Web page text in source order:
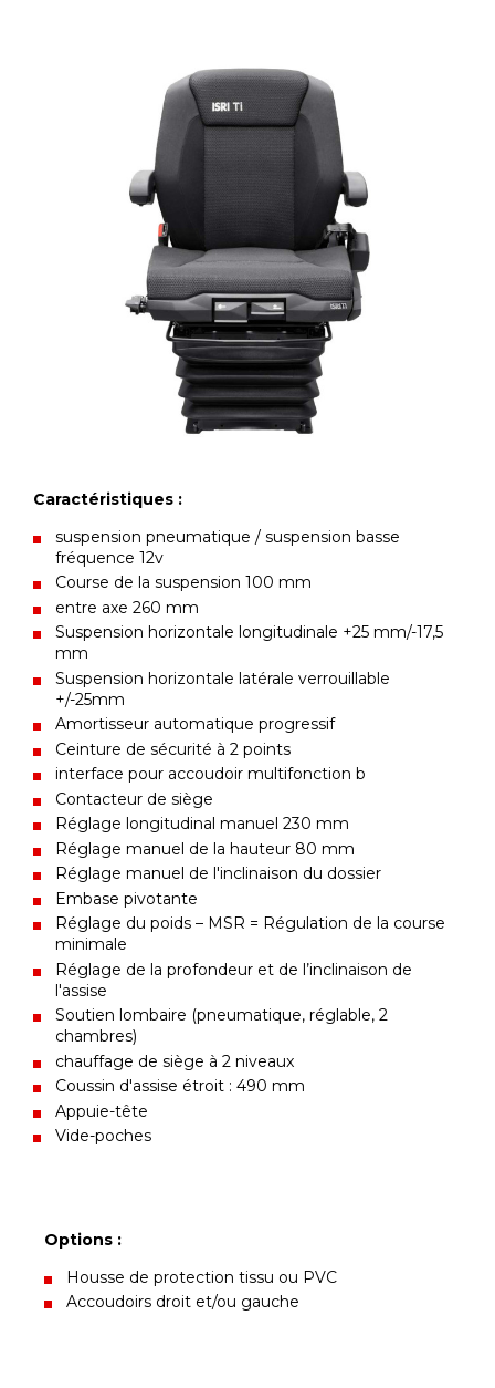
Caractéristiques :
suspension pneumatique / suspension basse
fréquence 12v
Course de la suspension 100 mm
entre axe 260 mm
Suspension horizontale longitudinale +25 mm/-17,5
mm
Suspension horizontale latérale verrouillable
+/-25mm
Amortisseur automatique progressif
Ceinture de sécurité à 2 points
interface pour accoudoir multifonction b
Contacteur de siège
Réglage longitudinal manuel 230 mm
Réglage manuel de la hauteur 80 mm
Réglage manuel de l'inclinaison du dossier
Embase pivotante
Réglage du poids – MSR = Régulation de la course
minimale
Réglage de la profondeur et de l’inclinaison de
l'assise
Soutien lombaire (pneumatique, réglable, 2
chambres)
chauffage de siège à 2 niveaux
Coussin d'assise étroit : 490 mm
Appuie-tête
Vide-poches
Options :
Housse de protection tissu ou PVC
Accoudoirs droit et/ou gauche